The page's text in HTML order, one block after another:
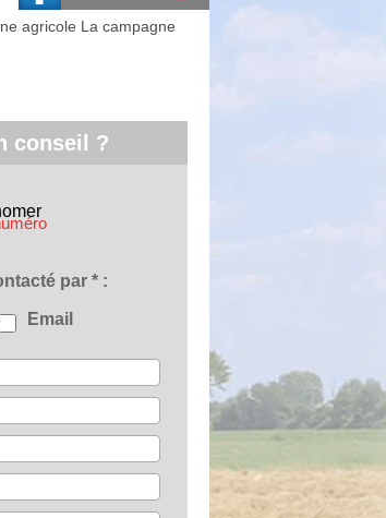
agricole La campagne
conseil ?
par *
Email